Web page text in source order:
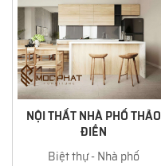
NỘI THẤT NHÀ PHỐ THẢO
ĐIỀN
Biệt thự - Nhà phố